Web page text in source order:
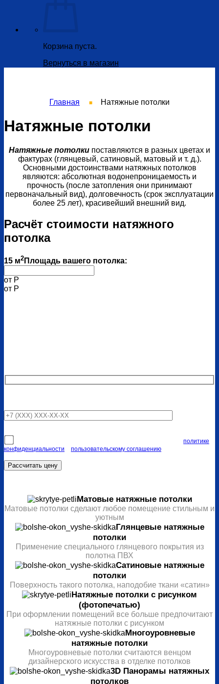
Корзина пуста.
Вернуться в магазин
Главная ■ Натяжные потолки
Натяжные потолки
Натяжные потолки поставляются в разных цветах и
фактурах (глянцевый, сатиновый, матовый и т. д.).
Основными достоинствами натяжных потолков
являются: абсолютная водонепроницаемость и
прочность (после затопления они принимают
первоначальный вид), долговечность (срок эксплуатации
более 25 лет), красивейший внешний вид.
Расчёт стоимости натяжного
потолка
15 м2 Площадь вашего потолка:
от Р
от Р
политике
конфиденциальности
пользовательскому соглашению
Матовые натяжные потолки
Матовые потолки сделают любое помещение стильным и
уютным
Глянцевые натяжные
потолки
Применение специального глянцевого покрытия из
полотна ПВХ
Сатиновые натяжные
потолки
Поверхность такого потолка, наподобие ткани «сатин»
Натяжные потолки с рисунком
(фотопечатью)
При оформлении помещений все больше предпочитают
натяжные потолки с рисунком
Многоуровневые
натяжные потолки
Многоуровневые потолки считаются венцом
дизайнерского искусства в отделке потолков
3D Панорамы натяжных
потолков